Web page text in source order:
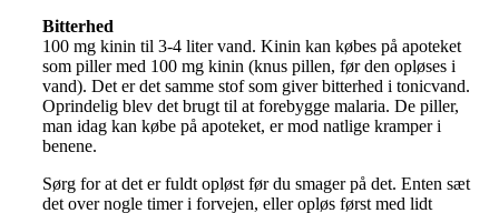
Bitterhed
100 mg kinin til 3-4 liter vand. Kinin kan købes på apoteket
som piller med 100 mg kinin (knus pillen, før den opløses i
vand). Det er det samme stof som giver bitterhed i tonicvand.
Oprindelig blev det brugt til at forebygge malaria. De piller,
man idag kan købe på apoteket, er mod natlige kramper i
benene.
Sørg for at det er fuldt opløst før du smager på det. Enten sæt
det over nogle timer i forvejen, eller opløs først med lidt